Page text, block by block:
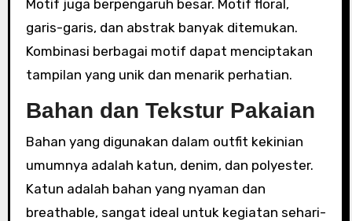
Motif juga berpengaruh besar. Motif floral,
garis-garis, dan abstrak banyak ditemukan.
Kombinasi berbagai motif dapat menciptakan
tampilan yang unik dan menarik perhatian.
Bahan dan Tekstur Pakaian
Bahan yang digunakan dalam outfit kekinian
umumnya adalah katun, denim, dan polyester.
Katun adalah bahan yang nyaman dan
breathable, sangat ideal untuk kegiatan sehari-